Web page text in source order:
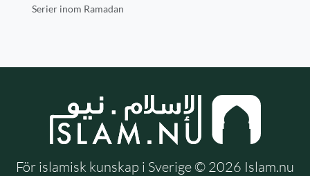
Serier inom Ramadan
För islamisk kunskap i Sverige © 2026 Islam.nu